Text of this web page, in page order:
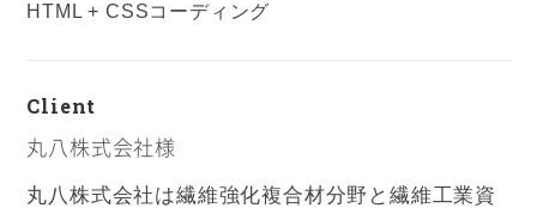
HTML + CSSコーディング
Client
丸八株式会社様
丸八株式会社は繊維強化複合材分野と繊維工業資